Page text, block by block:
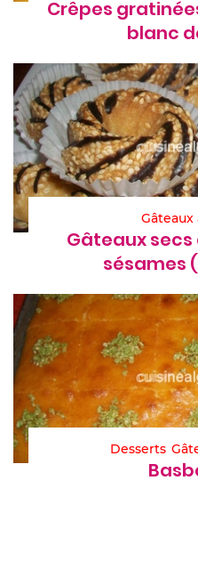
Crêpes
blanc
Gâteaux
sésames
Desserts